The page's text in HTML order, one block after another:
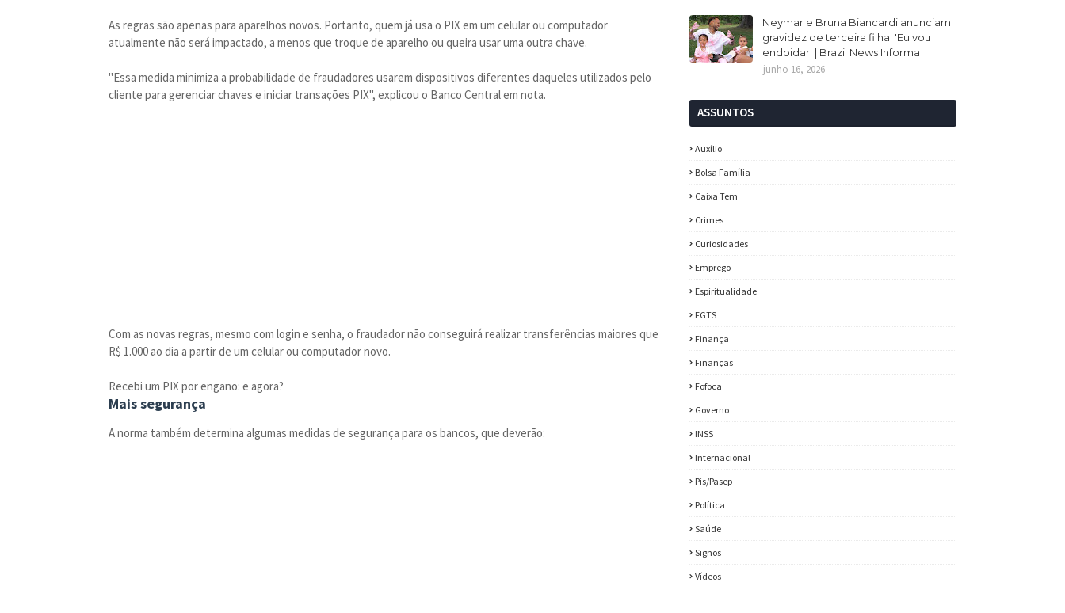
As regras são apenas para aparelhos novos. Portanto, quem já usa o PIX em um celular ou computador
atualmente não será impactado, a menos que troque de aparelho ou queira usar uma outra chave.
"Essa medida minimiza a probabilidade de fraudadores usarem dispositivos diferentes daqueles utilizados pelo
cliente para gerenciar chaves e iniciar transações PIX", explicou o Banco Central em nota.
Com as novas regras, mesmo com login e senha, o fraudador não conseguirá realizar transferências maiores que
R$ 1.000 ao dia a partir de um celular ou computador novo.
Recebi um PIX por engano: e agora?
Mais segurança
A norma também determina algumas medidas de segurança para os bancos, que deverão:
Neymar e Bruna Biancardi anunciam
gravidez de terceira filha: 'Eu vou
endoidar' | Brazil News Informa
junho 16, 2026
ASSUNTOS
Auxílio
Bolsa Família
Caixa Tem
Crimes
Curiosidades
Emprego
Espiritualidade
FGTS
Finança
Finanças
Fofoca
Governo
INSS
Internacional
Pis/Pasep
Política
Saúde
Signos
Vídeos